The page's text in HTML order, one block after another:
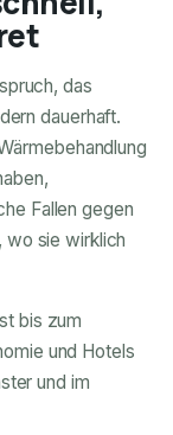
das
dauerhaft.
Fallen gegen
wo sie wirklich
bis zum
und Hotels
und im